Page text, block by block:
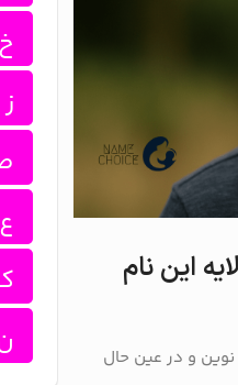
این نام
و در عین حال
خ
ز
ع